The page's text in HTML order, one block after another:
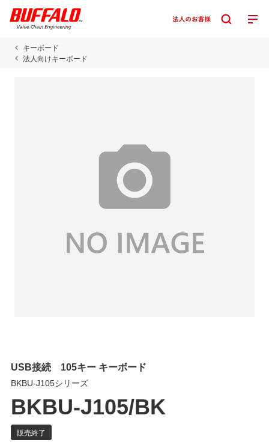
キーボード
法人向けキーボード
USB接続 105キー キーボード
BKBU-J105シリーズ
BKBU-J105/BK